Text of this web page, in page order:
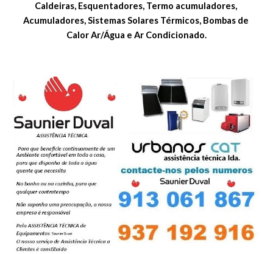
Caldeiras, Esquentadores, Termo acumuladores,
Acumuladores, Sistemas Solares Térmicos, Bombas de
Calor Ar/Água e Ar Condicionado.